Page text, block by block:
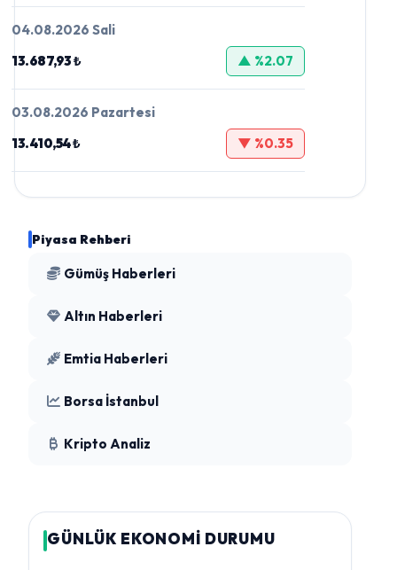
04.08.2026 Sali
13.687,93 ₺
▲ %2.07
03.08.2026 Pazartesi
13.410,54 ₺
▼ %0.35
Piyasa Rehberi
Gümüş Haberleri
Altın Haberleri
Emtia Haberleri
Borsa İstanbul
Kripto Analiz
GÜNLÜK EKONOMİ DURUMU